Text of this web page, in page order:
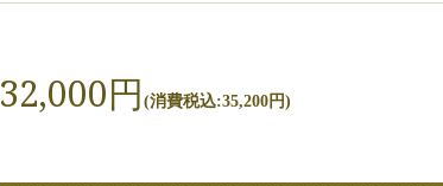
32,000円 (消費税込:35,200円)